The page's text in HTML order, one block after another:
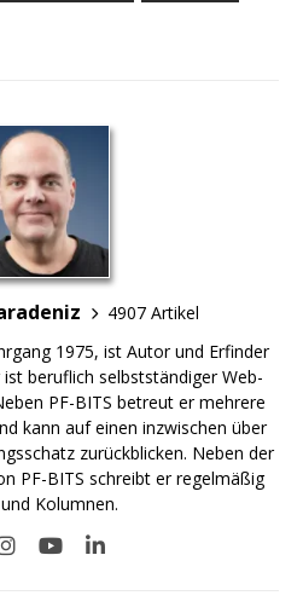
4907 Artikel
1975, ist Autor und Erfinder
beruflich selbstständiger Web-
PF-BITS betreut er mehrere
kann auf einen inzwischen über
zurückblicken. Neben der
PF-BITS schreibt er regelmäßig
Kolumnen.